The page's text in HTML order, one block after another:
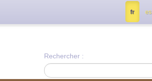
Rechercher :
fr es
contactez nous à info@notrejournal.info !